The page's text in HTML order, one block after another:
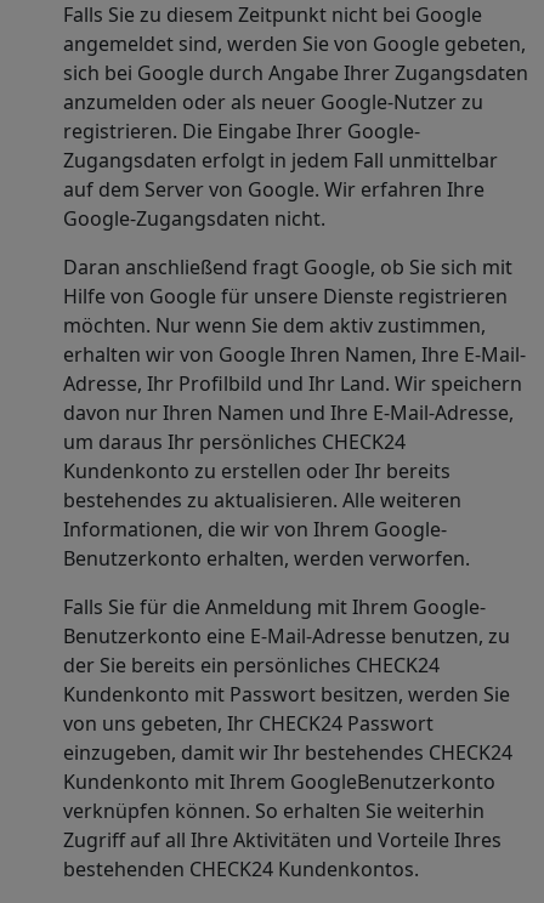
Falls Sie zu diesem Zeitpunkt nicht bei Google
angemeldet sind, werden Sie von Google gebeten,
sich bei Google durch Angabe Ihrer Zugangsdaten
anzumelden oder als neuer Google-Nutzer zu
registrieren. Die Eingabe Ihrer Google-
Zugangsdaten erfolgt in jedem Fall unmittelbar
auf dem Server von Google. Wir erfahren Ihre
Google-Zugangsdaten nicht.
Daran anschließend fragt Google, ob Sie sich mit
Hilfe von Google für unsere Dienste registrieren
möchten. Nur wenn Sie dem aktiv zustimmen,
erhalten wir von Google Ihren Namen, Ihre E-Mail-
Adresse, Ihr Profilbild und Ihr Land. Wir speichern
davon nur Ihren Namen und Ihre E-Mail-Adresse,
um daraus Ihr persönliches CHECK24
Kundenkonto zu erstellen oder Ihr bereits
bestehendes zu aktualisieren. Alle weiteren
Informationen, die wir von Ihrem Google-
Benutzerkonto erhalten, werden verworfen.
Falls Sie für die Anmeldung mit Ihrem Google-
Benutzerkonto eine E-Mail-Adresse benutzen, zu
der Sie bereits ein persönliches CHECK24
Kundenkonto mit Passwort besitzen, werden Sie
von uns gebeten, Ihr CHECK24 Passwort
einzugeben, damit wir Ihr bestehendes CHECK24
Kundenkonto mit Ihrem GoogleBenutzerkonto
verknüpfen können. So erhalten Sie weiterhin
Zugriff auf all Ihre Aktivitäten und Vorteile Ihres
bestehenden CHECK24 Kundenkontos.